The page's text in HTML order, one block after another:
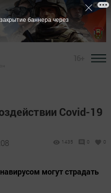
Covid-19
1435 0 0
могут страдать
баннера через